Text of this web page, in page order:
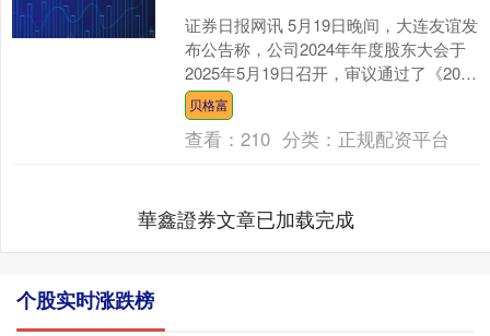
证券日报网讯 5月19日晚间，大连友谊发
布公告称，公司2024年年度股东大会于
2025年5月19日召开，审议通过了《2024
年度董事会工作报告》等多项议案。....
贝格富
查看：210 分类： 正规配资平台
華鑫證券文章已加载完成
个股实时涨跌榜